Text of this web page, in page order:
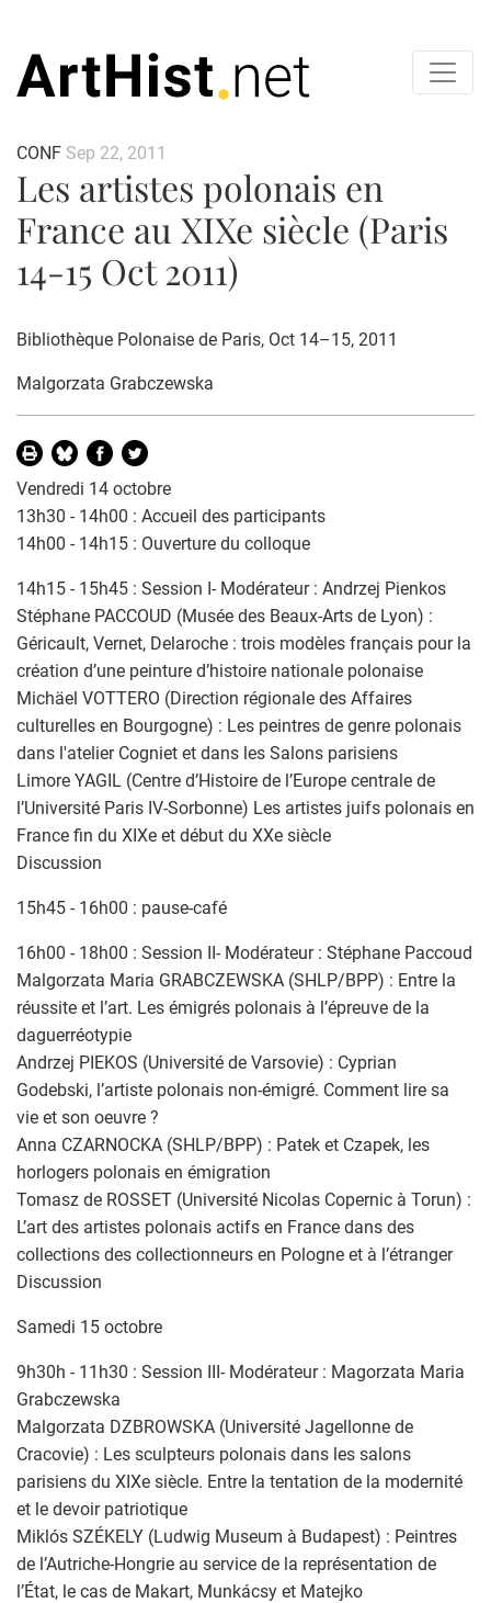
CONF Sep 22, 2011
Les artistes polonais en
France au XIXe siècle (Paris
14-15 Oct 2011)
Bibliothèque Polonaise de Paris, Oct 14–15, 2011
Malgorzata Grabczewska
Vendredi 14 octobre
13h30 - 14h00 : Accueil des participants
14h00 - 14h15 : Ouverture du colloque
14h15 - 15h45 : Session I- Modérateur : Andrzej Pienkos
Stéphane PACCOUD (Musée des Beaux-Arts de Lyon) :
Géricault, Vernet, Delaroche : trois modèles français pour la
création d’une peinture d’histoire nationale polonaise
Michäel VOTTERO (Direction régionale des Affaires
culturelles en Bourgogne) : Les peintres de genre polonais
dans l'atelier Cogniet et dans les Salons parisiens
Limore YAGIL (Centre d’Histoire de l’Europe centrale de
l’Université Paris IV-Sorbonne) Les artistes juifs polonais en
France fin du XIXe et début du XXe siècle
Discussion
15h45 - 16h00 : pause-café
16h00 - 18h00 : Session II- Modérateur : Stéphane Paccoud
Malgorzata Maria GRABCZEWSKA (SHLP/BPP) : Entre la
réussite et l’art. Les émigrés polonais à l’épreuve de la
daguerréotypie
Andrzej PIEKOS (Université de Varsovie) : Cyprian
Godebski, l’artiste polonais non-émigré. Comment lire sa
vie et son oeuvre ?
Anna CZARNOCKA (SHLP/BPP) : Patek et Czapek, les
horlogers polonais en émigration
Tomasz de ROSSET (Université Nicolas Copernic à Torun) :
L’art des artistes polonais actifs en France dans des
collections des collectionneurs en Pologne et à l’étranger
Discussion
Samedi 15 octobre
9h30h - 11h30 : Session III- Modérateur : Magorzata Maria
Grabczewska
Malgorzata DZBROWSKA (Université Jagellonne de
Cracovie) : Les sculpteurs polonais dans les salons
parisiens du XIXe siècle. Entre la tentation de la modernité
et le devoir patriotique
Miklós SZÉKELY (Ludwig Museum à Budapest) : Peintres
de l’Autriche-Hongrie au service de la représentation de
l’État, le cas de Makart, Munkácsy et Matejko